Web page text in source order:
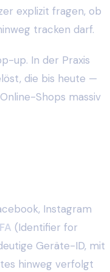
explizit fragen, ob
tracken darf.
up. In der Praxis
die bis heute —
Shops massiv
Instagram
(Identifier for
Geräte-ID, mit
hinweg verfolgt